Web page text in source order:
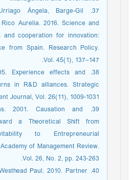
Urriago Ángela, Barge-Gil
Rico Aurelia. 2016. Science and
and cooperation for innovation:
from Spain. Research Policy.
Vol. 45(1), 137–147.
Experience effects and
in R&D alliances. Strategic
Journal, Vol. 26(11), 1009-1031.
2001. Causation and
a Theoretical Shift from
to Entrepreneurial
of Management Review.
Vol. 26, No. 2, pp. 243-263.
Westhead Paul. 2010. Partner